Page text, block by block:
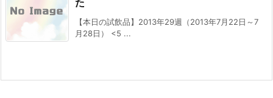
た
【本日の試飲品】2013年29週（2013年7月22日～7
月28日） <5 ...